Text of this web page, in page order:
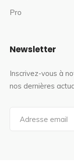
Pro
Newsletter
Inscrivez-vous à
nos dernières
a